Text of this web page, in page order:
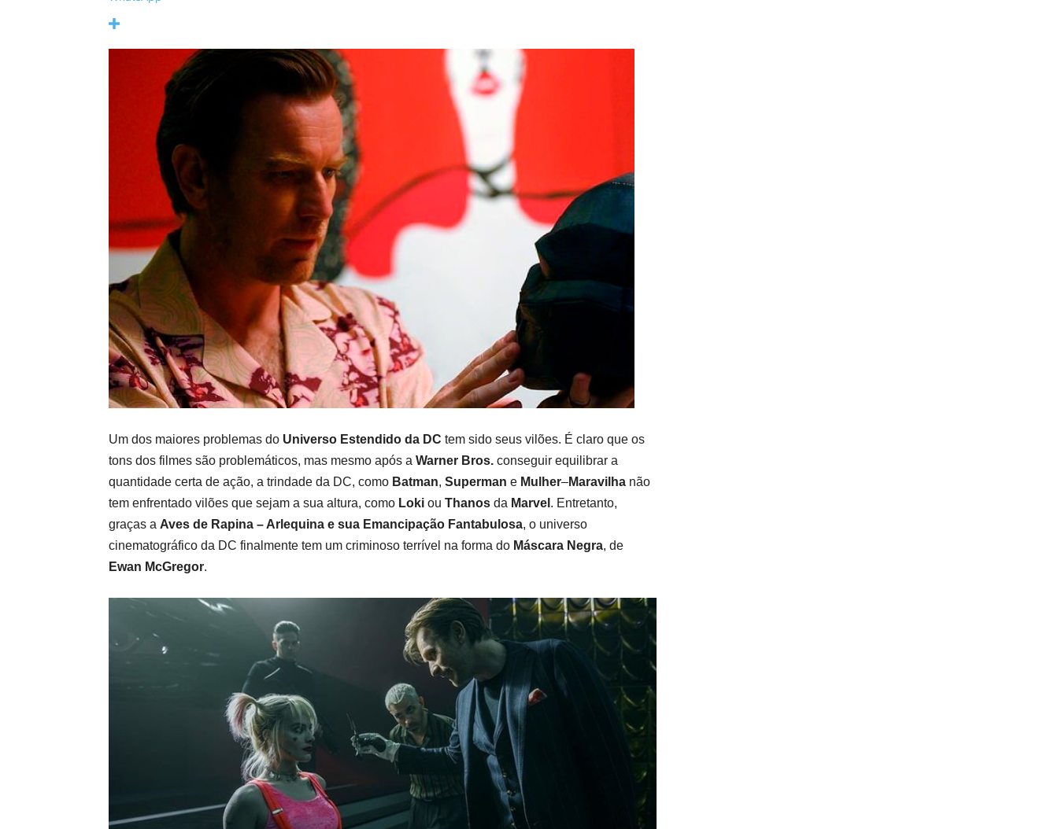
Um dos maiores problemas do Universo Estendido da DC tem sido seus vilões. É claro que os
tons dos filmes são problemáticos, mas mesmo após a Warner Bros. conseguir equilibrar a
quantidade certa de ação, a trindade da DC, como Batman, Superman e Mulher–Maravilha não
tem enfrentado vilões que sejam a sua altura, como Loki ou Thanos da Marvel . Entretanto,
graças a Aves de Rapina – Arlequina e sua Emancipação Fantabulosa, o universo
cinematográfico da DC finalmente tem um criminoso terrível na forma do Máscara Negra, de
Ewan McGregor.